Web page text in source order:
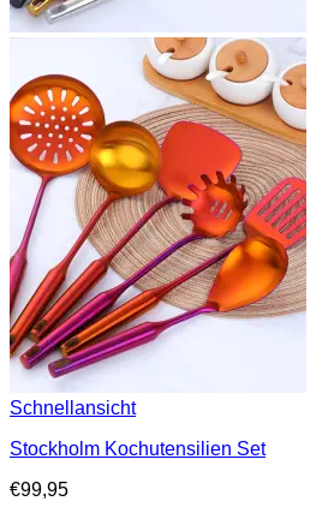
Schnellansicht
Stockholm Kochutensilien Set
€99,95